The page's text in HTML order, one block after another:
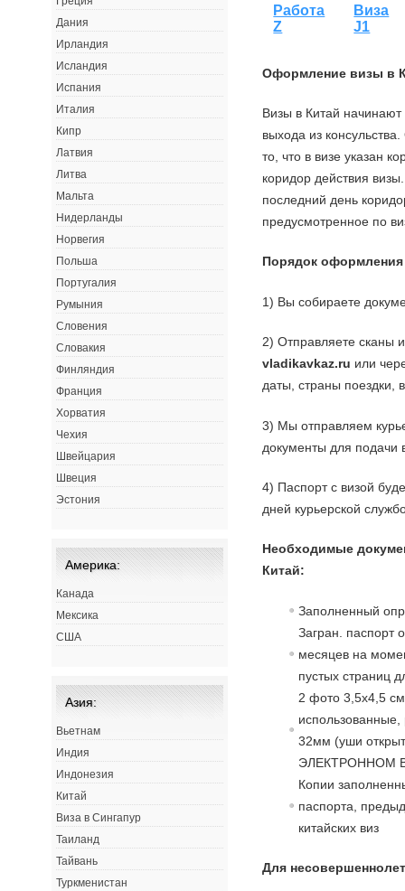
Работа
Z
Виза
J1
Оформление визы в
Визы в Китай начинают
выхода из
то, что в визе указан
коридор действия
последний день
предусмотренное по
Порядок
1) Вы собираете
2) Отправляете сканы
vladikavkaz.ru или
даты, страны поездки,
3) Мы отправляем
документы для подачи
4) Паспорт с визой
дней курьерской
Необходимые
Китай:
Заполненный
Загран. паспорт
месяцев на
пустых страниц
2 фото 3,5х4,5
32мм (уши
ЭЛЕКТРОННОМ
Копии
паспорта,
китайских виз
Для
Дания
Ирландия
Исландия
Испания
Италия
Кипр
Латвия
Литва
Мальта
Нидерланды
Норвегия
Польша
Португалия
Румыния
Словения
Словакия
Финляндия
Франция
Хорватия
Чехия
Швейцария
Швеция
Эстония
Америка:
Канада
Мексика
США
Азия:
Вьетнам
Индия
Индонезия
Китай
Виза в Сингапур
Таиланд
Тайвань
Туркменистан